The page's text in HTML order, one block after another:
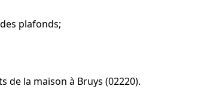
plafonds;
la maison à Bruys (02220).